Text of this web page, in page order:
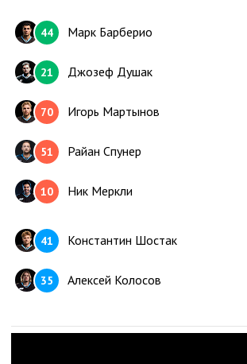
44 Брэндон Гормли
52 Никита Зоркин
13 Артур Тянугин
33 Никита Точицкий
88 Артём Фёдоров
20 Максим Третьяк
1 Алексей Мельничук
44 Марк Барберио
21 Джозеф Душак
70 Игорь Мартынов
51 Райан Спунер
10 Ник Меркли
41 Константин Шостак
35 Алексей Колосов